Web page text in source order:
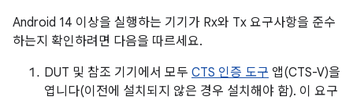
Android 14 이상을 실행하는 기기가 Rx와 Tx 요구사항을 준수
하는지 확인하려면 다음을 따르세요.
DUT 및 참조 기기에서 모두 CTS 인증 도구 앱(CTS-V)을
엽니다(이전에 설치되지 않은 경우 설치해야 함). 이 요구